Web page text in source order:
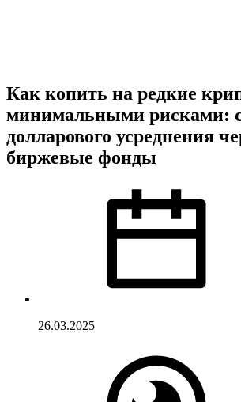
Как копить на редкие
минимальными рисками:
долларового усреднения
биржевые фонды
26.03.2025